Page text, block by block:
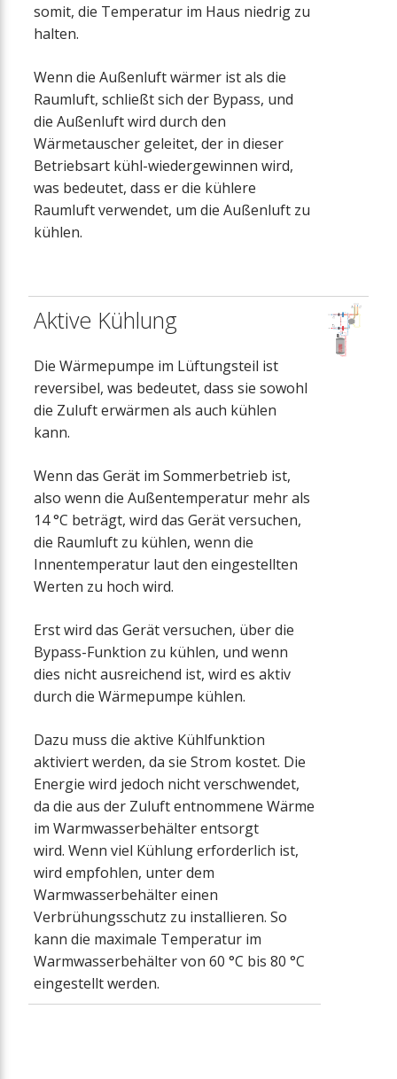
somit, die Temperatur im Haus niedrig zu
halten.
Wenn die Außenluft wärmer ist als die
Raumluft, schließt sich der Bypass, und
die Außenluft wird durch den
Wärmetauscher geleitet, der in dieser
Betriebsart kühl-wiedergewinnen wird,
was bedeutet, dass er die kühlere
Raumluft verwendet, um die Außenluft zu
kühlen.
Aktive Kühlung
Die Wärmepumpe im Lüftungsteil ist
reversibel, was bedeutet, dass sie sowohl
die Zuluft erwärmen als auch kühlen
kann.
Wenn das Gerät im Sommerbetrieb ist,
also wenn die Außentemperatur mehr als
14 °C beträgt, wird das Gerät versuchen,
die Raumluft zu kühlen, wenn die
Innentemperatur laut den eingestellten
Werten zu hoch wird.
Erst wird das Gerät versuchen, über die
Bypass-Funktion zu kühlen, und wenn
dies nicht ausreichend ist, wird es aktiv
durch die Wärmepumpe kühlen.
Dazu muss die aktive Kühlfunktion
aktiviert werden, da sie Strom kostet. Die
Energie wird jedoch nicht verschwendet,
da die aus der Zuluft entnommene Wärme
im Warmwasserbehälter entsorgt
wird. Wenn viel Kühlung erforderlich ist,
wird empfohlen, unter dem
Warmwasserbehälter einen
Verbrühungsschutz zu installieren. So
kann die maximale Temperatur im
Warmwasserbehälter von 60 °C bis 80 °C
eingestellt werden.